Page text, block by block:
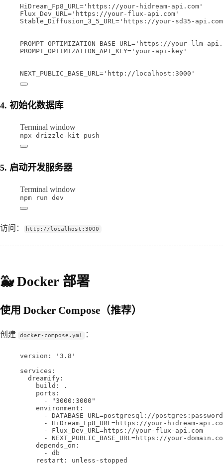
HiDream_Fp8_URL='https://your-hidream-api.com'
Flux_Dev_URL='https://your-flux-api.com'
Stable_Diffusion_3_5_URL='https://your-sd35-
PROMPT_OPTIMIZATION_BASE_URL='https://your-llm-
PROMPT_OPTIMIZATION_API_KEY='your-api-key'
NEXT_PUBLIC_BASE_URL='http://localhost:3000'
4. 初始化数据库
Terminal window
npx drizzle-kit push
5. 启动开发服务器
Terminal window
npm run dev
访问： http://localhost:3000
🐳 Docker 部署
使用 Docker Compose（推荐）
创建 docker-compose.yml ：
version :
'3.8'
services :
dreamify :
build :
.
ports :
-
"3000:3000"
environment :
- DATABASE_URL=postgresql://
- HiDream_Fp8_URL=https://your-hidream-
- Flux_Dev_URL=https://your-flux-api.com
- NEXT_PUBLIC_BASE_URL=https://your-
depends_on :
- db
restart : unless-stopped